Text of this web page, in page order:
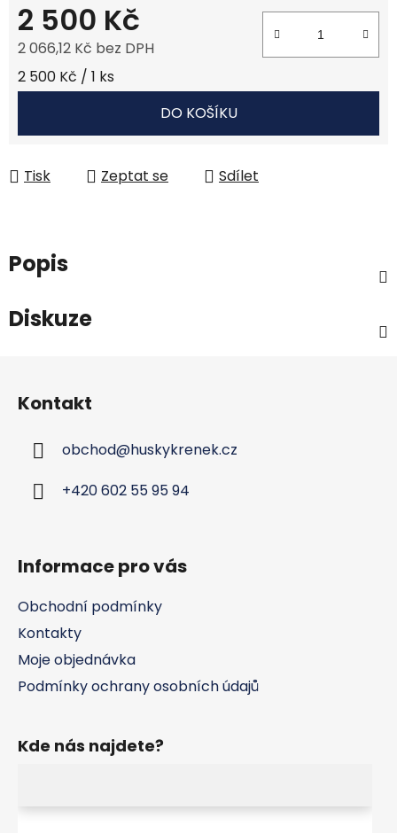
2 500 Kč
2 066,12 Kč bez DPH
Měrná cena:
2 500 Kč / 1 ks
DO KOŠÍKU
Tisk Zeptat se Sdílet
Popis
Diskuze
Kontakt
obchod@huskykrenek.cz
+420 602 55 95 94
Informace pro vás
Obchodní podmínky
Kontakty
Moje objednávka
Podmínky ochrany osobních údajů
Kde nás najdete?